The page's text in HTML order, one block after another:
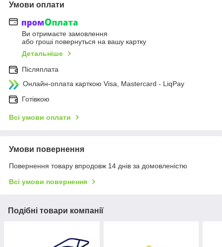
Умови оплати
Ви отримаєте замовлення
або гроші повернуться на вашу картку
Детальніше
Післяплата
Онлайн-оплата карткою Visa, Mastercard - LiqPay
Готівкою
Всі умови оплати
Умови повернення
Повернення товару впродовж 14 днів за домовленістю
Всі умови повернення
Подібні товари компанії